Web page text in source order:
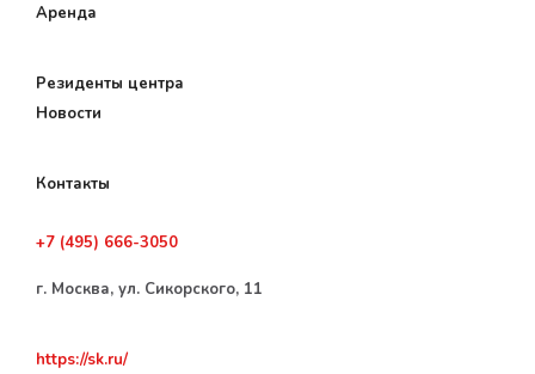
Аренда
Резиденты центра
Новости
Контакты
+7 (495) 666-3050
г. Москва, ул. Сикорского, 11
https://sk.ru/